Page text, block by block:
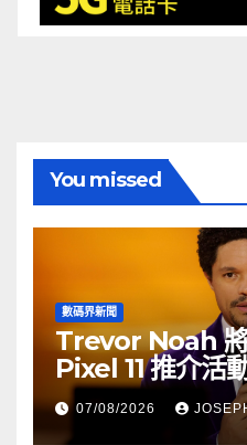
You missed
數碼界新聞
Trevor Noah
Pixel 11 推介活
07/08/2026